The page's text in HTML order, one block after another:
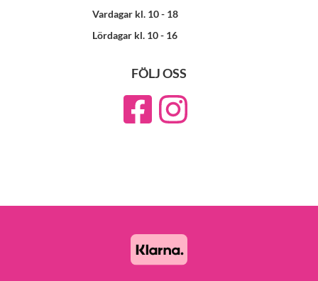
Vardagar kl. 10 - 18
Lördagar kl. 10 - 16
FÖLJ OSS